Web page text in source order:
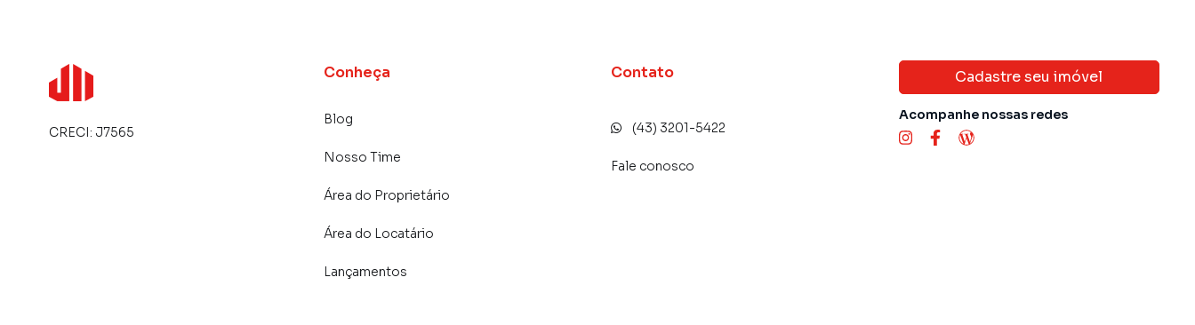
CRECI: J7565
Conheça
Blog
Nosso Time
Área do Proprietário
Área do Locatário
Lançamentos
Contato
(43) 3201-5422
Fale conosco
Cadastre seu imóvel
Acompanhe nossas redes